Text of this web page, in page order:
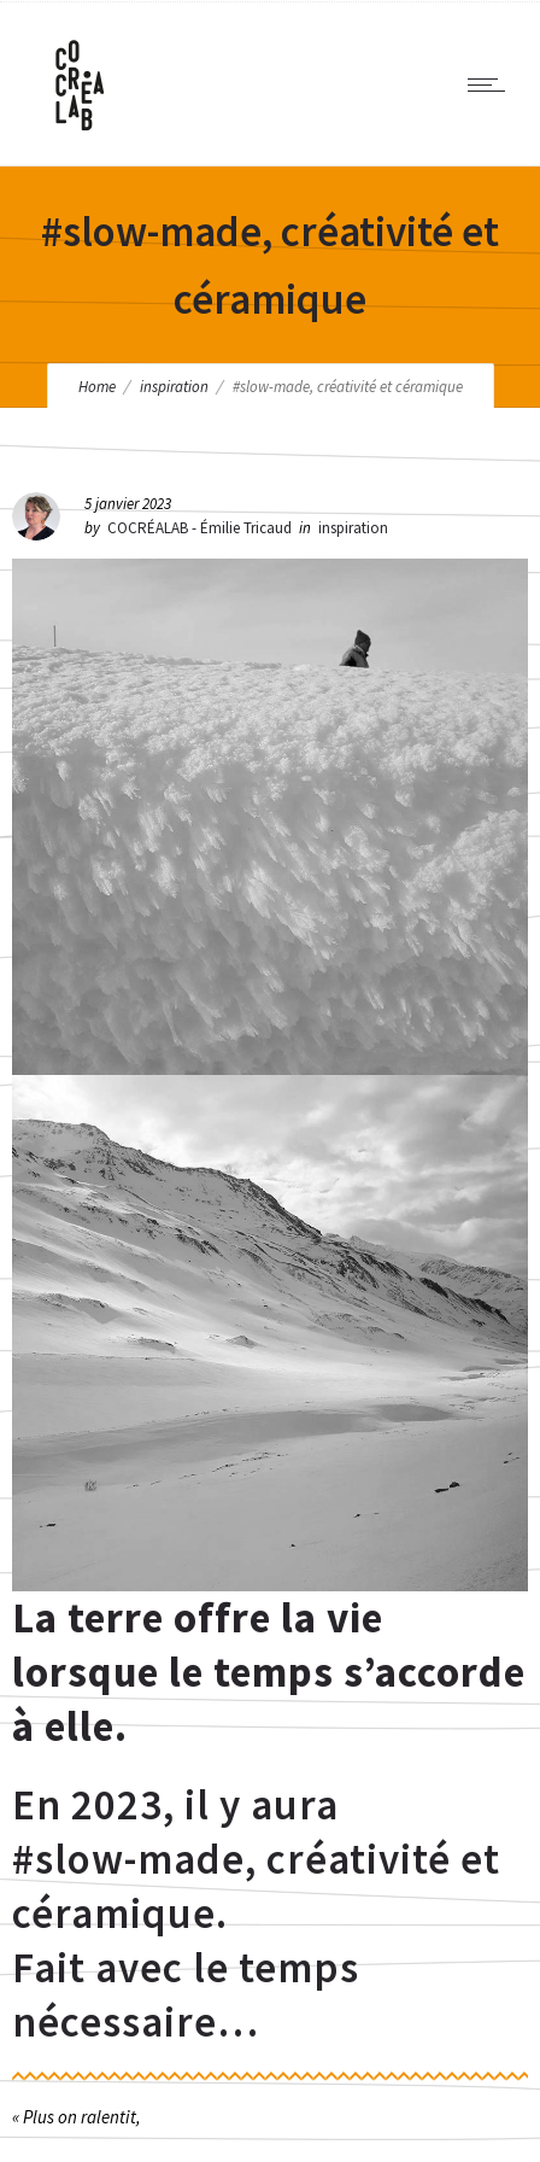
#slow-made, créativité et
céramique
Home inspiration #slow-made, créativité et céramique
5 janvier 2023
by COCRÉALAB - Émilie Tricaud in inspiration
La terre offre la vie
lorsque le temps s’accorde
à elle.
En 2023, il y aura
#slow-made, créativité et
céramique.
Fait avec le temps
nécessaire…
« Plus on ralentit,